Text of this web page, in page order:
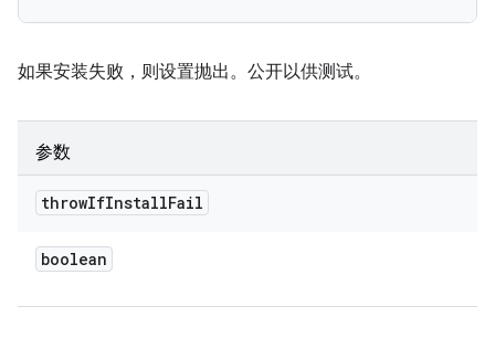
如果安装失败，则设置抛出。公开以供测试。
参数
throwIfInstallFail
boolean